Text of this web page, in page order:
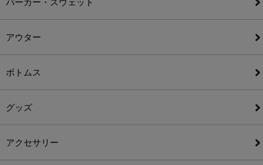
パーカー・スウェット
アウター
ボトムス
グッズ
アクセサリー